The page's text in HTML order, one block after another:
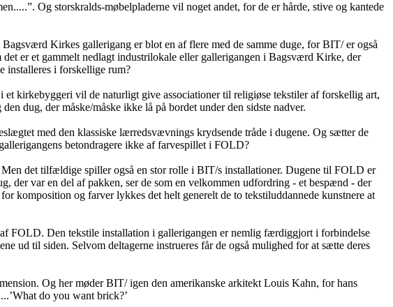
Og storskralds-møbelpladerne vil noget andet, for de er hårde, stive og kantede
Kirkes gallerigang er blot en af flere med de samme duge, for BIT/ er også
er et gammelt nedlagt industrilokale eller gallerigangen i Bagsværd Kirke, der
installeres i forskellige rum?
kirkebyggeri vil de naturligt give associationer til religiøse tekstiler af forskellig art,
dug, der måske/måske ikke lå på bordet under den sidste nadver.
med den klassiske lærredsvævnings krydsende tråde i dugene. Og sætter de
betondragere ikke af farvespillet i FOLD?
det tilfældige spiller også en stor rolle i BIT/s installationer. Dugene til FOLD er
der var en del af pakken, ser de som en velkommen udfordring - et bespænd - der
komposition og farver lykkes det helt generelt de to tekstiluddannede kunstnere at
FOLD. Den tekstile installation i gallerigangen er nemlig færdiggjort i forbindelse
ud til siden. Selvom deltagerne instrueres får de også mulighed for at sætte deres
Og her møder BIT/ igen den amerikanske arkitekt Louis Kahn, for hans
do you want brick?’